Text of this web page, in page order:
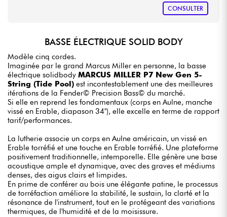
CONSULTER
BASSE ÉLECTRIQUE SOLID BODY
Modèle cinq cordes.
Imaginée par le grand Marcus Miller en personne, la basse
électrique solidbody MARCUS MILLER P7 New Gen 5-
String (Tide Pool) est incontestablement une des meilleures
itérations de la Fender© Precision Bass© du marché.
Si elle en reprend les fondamentaux (corps en Aulne, manche
vissé en Erable, diapason 34"), elle excelle en terme de rapport
tarif/performances.
La lutherie associe un corps en Aulne américain, un vissé en
Erable torréfié et une touche en Erable torréfié. Une plateforme
positivement traditionnelle, intemporelle. Elle génère une base
acoustique ample et dynamique, avec des graves et médiums
denses, des aigus clairs et limpides.
En prime de conférer au bois une élégante patine, le processus
de torréfaction améliore la stabilité, le sustain, la clarté et la
résonance de l'instrument, tout en le protégeant des variations
thermiques, de l'humidité et de la moisissure.